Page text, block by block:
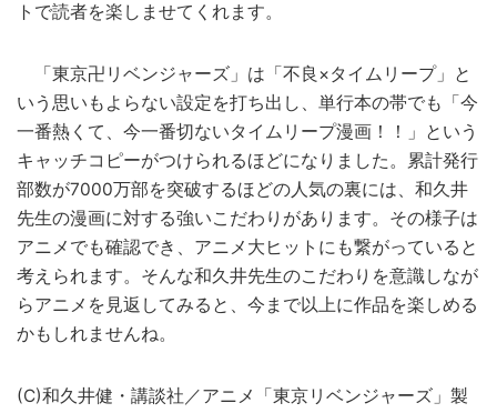
トで読者を楽しませてくれます。
「東京卍リベンジャーズ」は「不良×タイムリープ」と
いう思いもよらない設定を打ち出し、単行本の帯でも「今
一番熱くて、今一番切ないタイムリープ漫画！！」という
キャッチコピーがつけられるほどになりました。累計発行
部数が7000万部を突破するほどの人気の裏には、和久井
先生の漫画に対する強いこだわりがあります。その様子は
アニメでも確認でき、アニメ大ヒットにも繋がっていると
考えられます。そんな和久井先生のこだわりを意識しなが
らアニメを見返してみると、今まで以上に作品を楽しめる
かもしれませんね。
(C)和久井健・講談社／アニメ「東京リベンジャーズ」製